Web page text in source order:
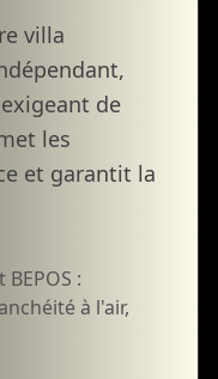
villa
de
les
et garantit la
:
à l'air,